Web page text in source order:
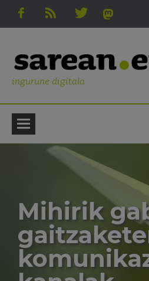
ingurune digitala
Mihirik